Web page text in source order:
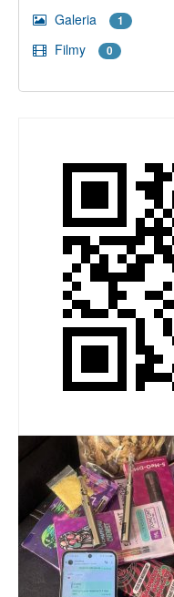
Galeria 1
Filmy 0